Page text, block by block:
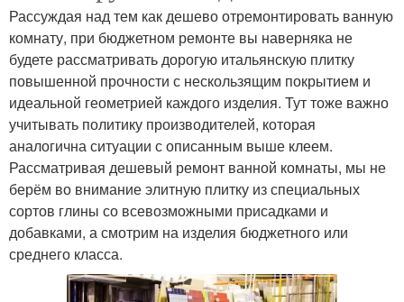
Рассуждая над тем как дешево отремонтировать ванную
комнату, при бюджетном ремонте вы наверняка не
будете рассматривать дорогую итальянскую плитку
повышенной прочности с нескользящим покрытием и
идеальной геометрией каждого изделия. Тут тоже важно
учитывать политику производителей, которая
аналогична ситуации с описанным выше клеем.
Рассматривая дешевый ремонт ванной комнаты, мы не
берём во внимание элитную плитку из специальных
сортов глины со всевозможными присадками и
добавками, а смотрим на изделия бюджетного или
среднего класса.